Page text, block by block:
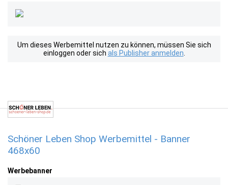
Um dieses Werbemittel nutzen zu können, müssen Sie sich
einloggen oder sich als Publisher anmelden
Schöner Leben Shop Werbemittel - Banner
468x60
Werbebanner